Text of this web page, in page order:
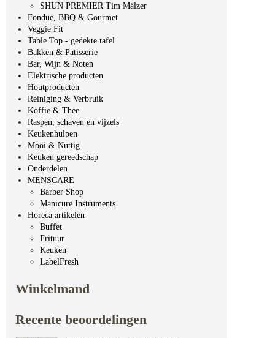
SHUN PREMIER Tim Mälzer
Fondue, BBQ & Gourmet
Veggie Fit
Table Top - gedekte tafel
Bakken & Patisserie
Bar, Wijn & Noten
Elektrische producten
Houtproducten
Reiniging & Verbruik
Koffie & Thee
Raspen, schaven en vijzels
Keukenhulpen
Mooi & Nuttig
Keuken gereedschap
Onderdelen
MENSCARE
Barber Shop
Manicure Instruments
Horeca artikelen
Buffet
Frituur
Keuken
LabelFresh
Winkelmand
Recente beoordelingen